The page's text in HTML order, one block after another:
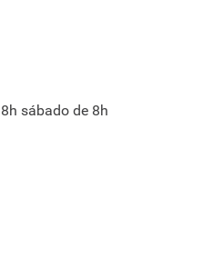
sábado de 8h